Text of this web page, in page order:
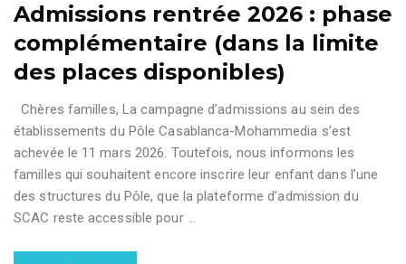
Admissions rentrée 2026 : phase
complémentaire (dans la limite
des places disponibles)
Chères familles, La campagne d’admissions au sein des
établissements du Pôle Casablanca-Mohammedia s’est
achevée le 11 mars 2026. Toutefois, nous informons les
familles qui souhaitent encore inscrire leur enfant dans l’une
des structures du Pôle, que la plateforme d’admission du
SCAC reste accessible pour …